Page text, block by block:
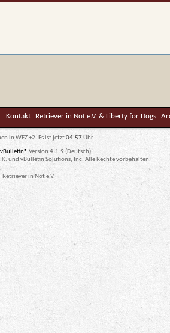
Kontakt Retriever in Not e.V. & Liberty for Dogs
in WEZ +2. Es ist jetzt04:57Uhr.
vBulletin® Version 4.1.9 (Deutsch)
und vBulletin Solutions, Inc. Alle Rechte vorbehalten.
Retriever in Not e.V.